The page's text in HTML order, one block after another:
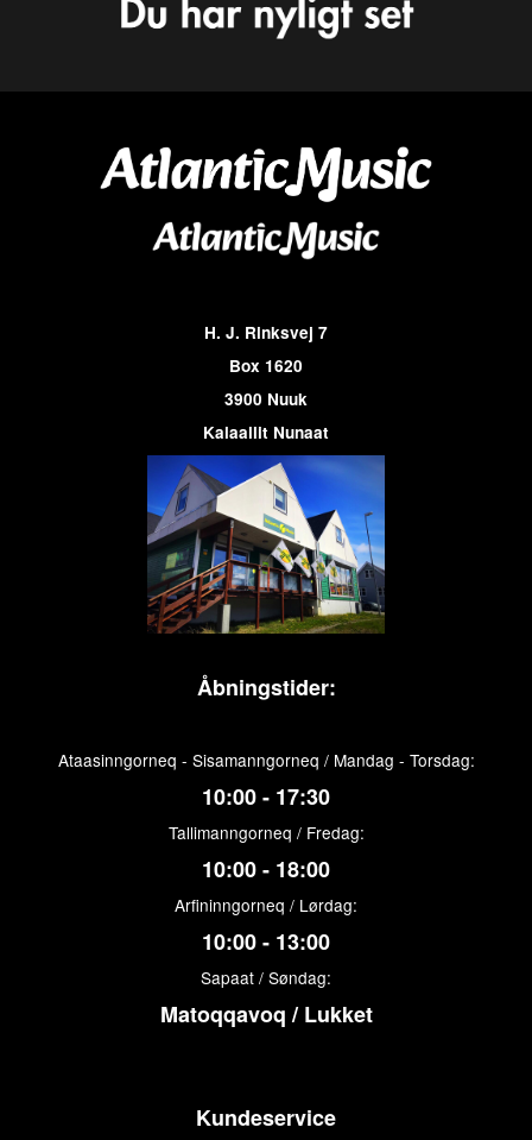
H. J. Rinksvej 7
Box 1620
3900 Nuuk
Kalaallit Nunaat
Åbningstider:
Ataasinngorneq - Sisamanngorneq / Mandag - Torsdag:
10:00 - 17:30
Tallimanngorneq / Fredag:
10:00 - 18:00
Arfininngorneq / Lørdag:
10:00 - 13:00
Sapaat / Søndag:
Matoqqavoq / Lukket
Kundeservice